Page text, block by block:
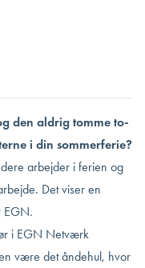
den aldrig tomme to-
i din sommerferie?
arbejder i ferien og
Det viser en
EGN.
i EGN Netværk
være det åndehul, hvor